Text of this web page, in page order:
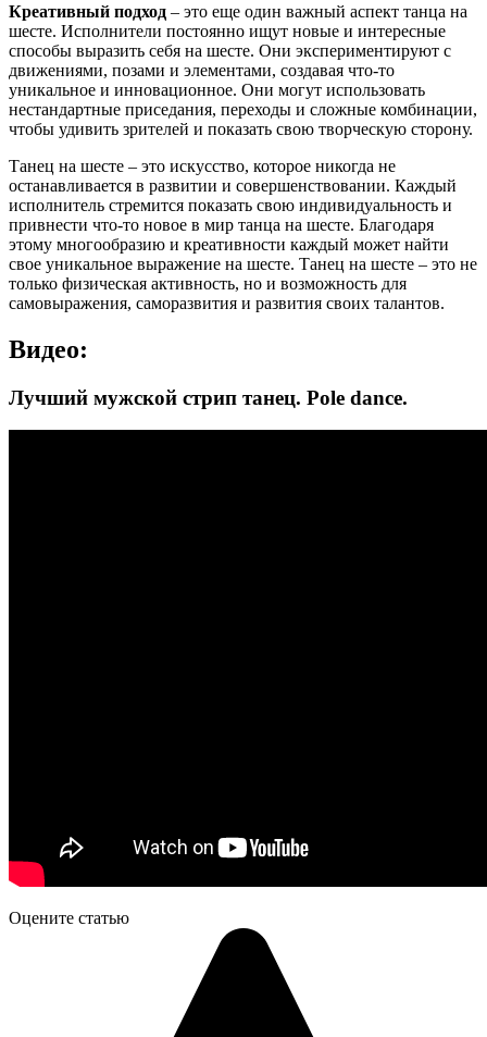
Креативный подход – это еще один важный аспект танца на
шесте. Исполнители постоянно ищут новые и интересные
способы выразить себя на шесте. Они экспериментируют с
движениями, позами и элементами, создавая что-то
уникальное и инновационное. Они могут использовать
нестандартные приседания, переходы и сложные комбинации,
чтобы удивить зрителей и показать свою творческую сторону.
Танец на шесте – это искусство, которое никогда не
останавливается в развитии и совершенствовании. Каждый
исполнитель стремится показать свою индивидуальность и
привнести что-то новое в мир танца на шесте. Благодаря
этому многообразию и креативности каждый может найти
свое уникальное выражение на шесте. Танец на шесте – это не
только физическая активность, но и возможность для
самовыражения, саморазвития и развития своих талантов.
Видео:
Лучший мужской стрип танец. Pole dance.
Оцените статью